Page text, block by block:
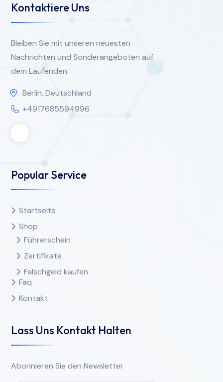
Kontaktiere Uns
Bleiben Sie mit unseren neuesten
Nachrichten und Sonderangeboten auf
dem Laufenden.
Berlin, Deutschland
+4917685594996
Popular Service
Startseite
Shop
Führerschein
Zertifikate
Falschgeld kaufen
Faq
Kontakt
Lass Uns Kontakt Halten
Abonnieren Sie den Newsletter